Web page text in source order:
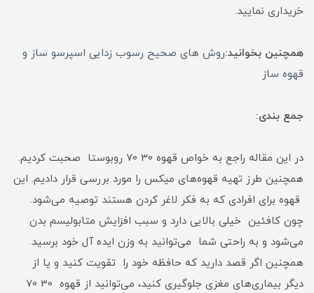
خریداری نمایید.
همچنین بخوانید:روش های صحیح رسوب زدایی اسپرسو ساز و
قهوه ساز
جمع بندی:
در این مقاله راجع به خواص قهوه 30 70 روبوستا صحبت کردیم.
همچنین طرز تهیه قهوه‌های میکس را مورد بررسی قرار دادیم. این
قهوه برای افرادی که به فکر لاغر کردن هستند توصیه می‌شود.
چون کافئین خیلی بالایی دارد و سبب افزایش متابولیسم بدن
می‌شود و به راحتی شما می‌توانید به وزن ایده آل خود برسید.
همچنین اگر قصد دارید که حافظه خود را تقویت کنید و یا از
دیگر بیماری‌های مغزی جلوگیری کنید، می‌توانید از قهوه 30 70